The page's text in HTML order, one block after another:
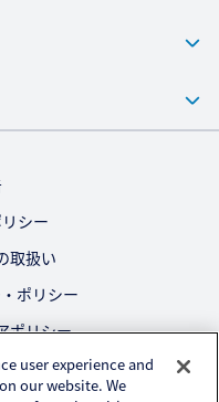
シー
取扱い
ポリシー
ポリシー
て
user experience and
our website. We